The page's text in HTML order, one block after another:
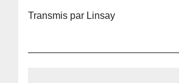
Transmis par Linsay